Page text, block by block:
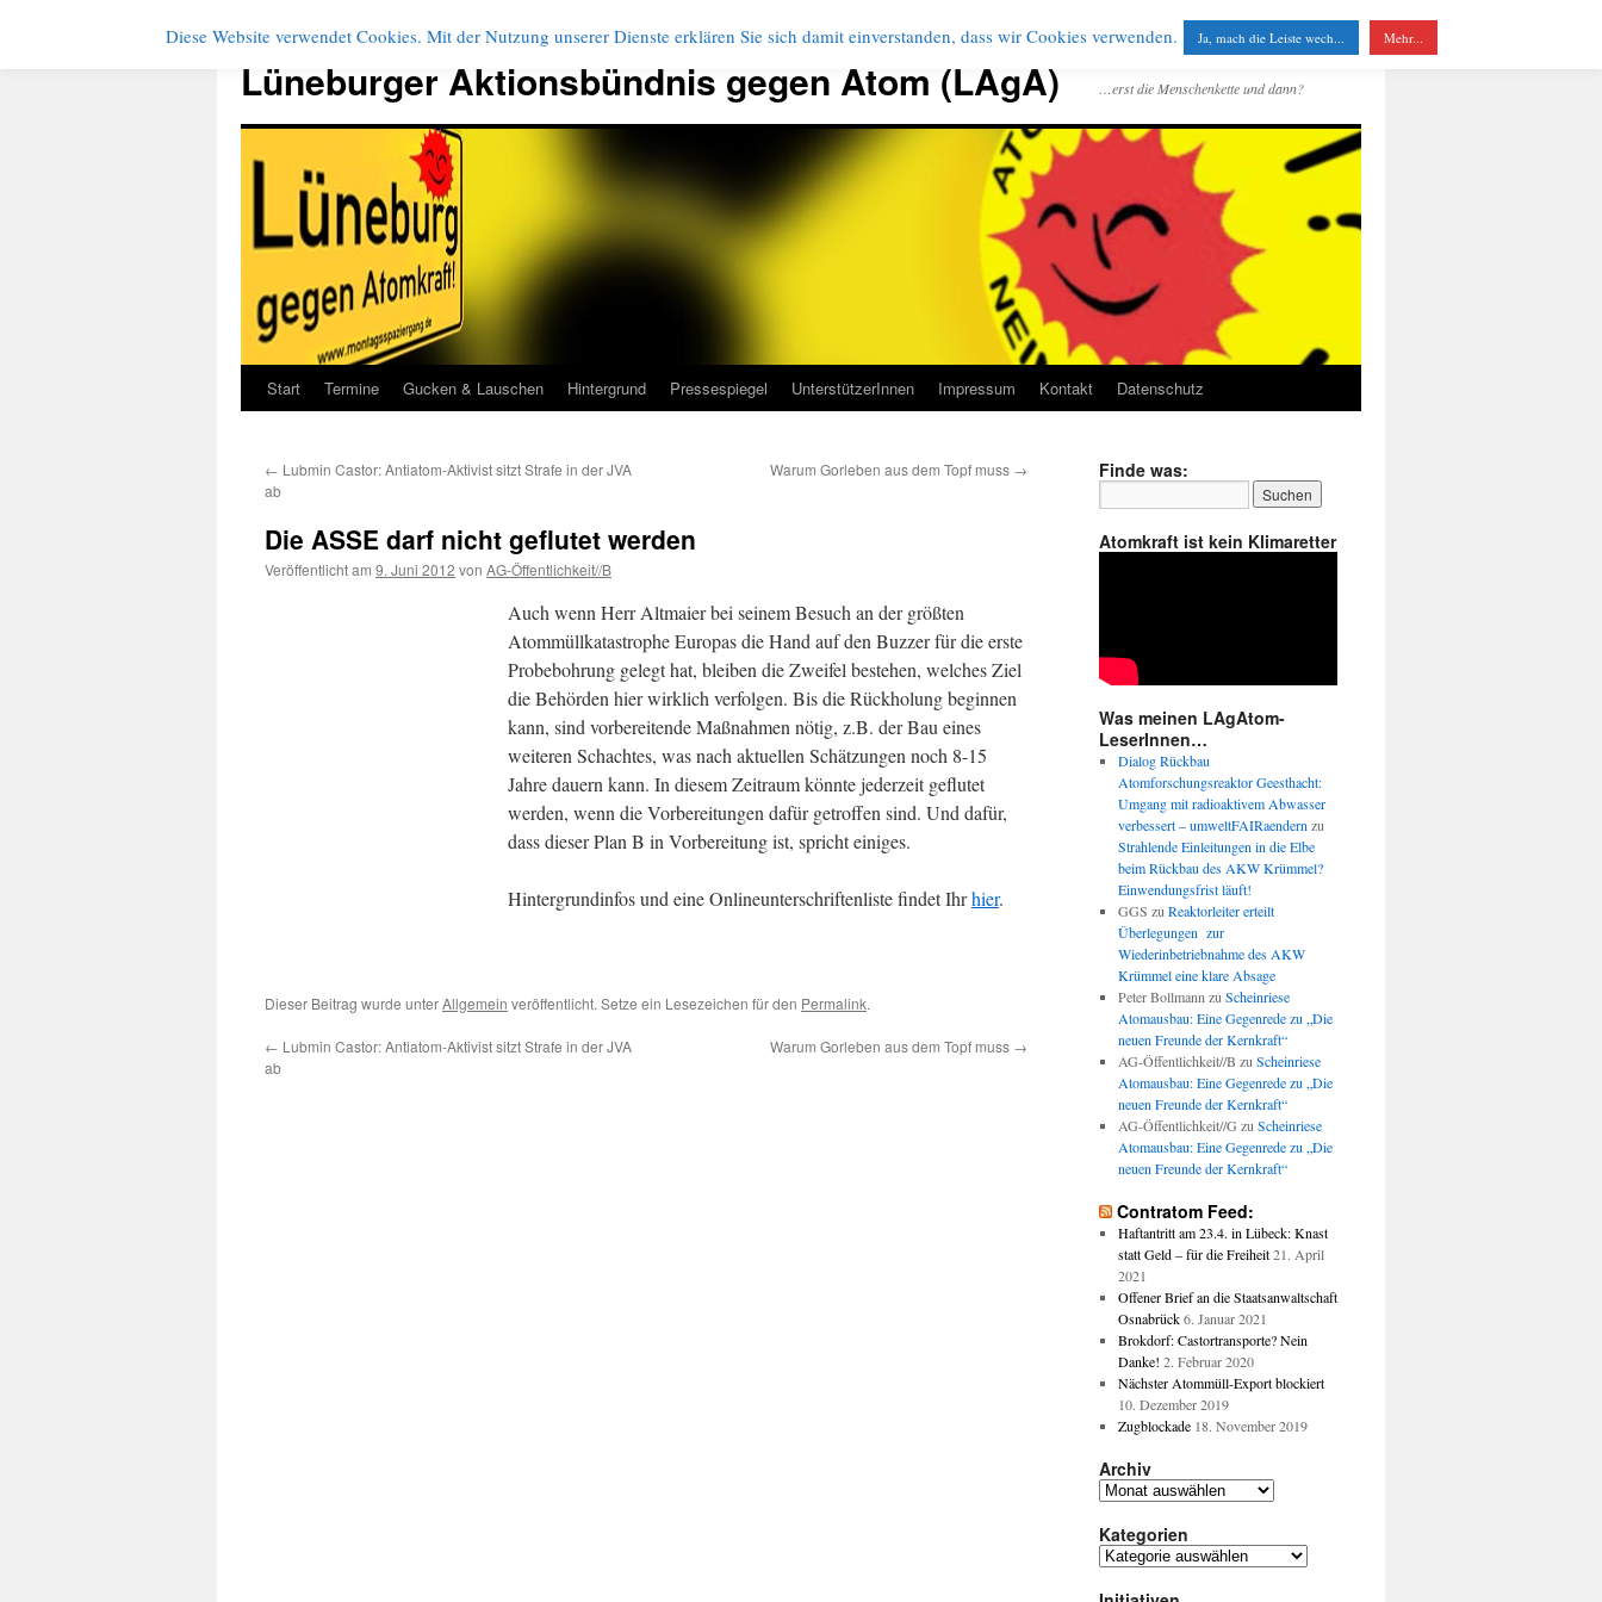
Zum
springen
Lüneburger Aktionsbündnis gegen Atom (LAgA) …erst die Menschenkette und dann?
Start Termine Gucken & Lauschen Hintergrund Pressespiegel UnterstützerInnen Impressum Kontakt Datenschutz
← Lubmin Castor: Antiatom-Aktivist sitzt Strafe in der JVA
ab
Warum Gorleben aus dem Topf muss →
Die ASSE darf nicht geflutet werden
Veröffentlicht am 9. Juni 2012 von AG-Öffentlichkeit//B
Auch wenn Herr Altmaier bei seinem Besuch an der größten
Atommüllkatastrophe Europas die Hand auf den Buzzer für die erste
Probebohrung gelegt hat, bleiben die Zweifel bestehen, welches Ziel
die Behörden hier wirklich verfolgen. Bis die Rückholung beginnen
kann, sind vorbereitende Maßnahmen nötig, z.B. der Bau eines
weiteren Schachtes, was nach aktuellen Schätzungen noch 8-15
Jahre dauern kann. In diesem Zeitraum könnte jederzeit geflutet
werden, wenn die Vorbereitungen dafür getroffen sind. Und dafür,
dass dieser Plan B in Vorbereitung ist, spricht einiges.
Hintergrundinfos und eine Onlineunterschriftenliste findet Ihrhier.
Dieser Beitrag wurde unterAllgemein veröffentlicht. Setze ein Lesezeichen für den Permalink.
← Lubmin Castor: Antiatom-Aktivist sitzt Strafe in der JVA
ab
Warum Gorleben aus dem Topf muss →
Finde was:
Atomkraft ist kein Klimaretter
Was meinen LAgAtom-
LeserInnen…
Dialog Rückbau
Atomforschungsreaktor Geesthacht:
Umgang mit radioaktivem Abwasser
verbessert – umweltFAIRaendern zu
Strahlende Einleitungen in die Elbe
beim Rückbau des AKW Krümmel?
Einwendungsfrist läuft!
GGS zu Reaktorleiter erteilt
Überlegungen zur
Wiederinbetriebnahme des AKW
Krümmel eine klare Absage
Peter Bollmann zu Scheinriese
Atomausbau: Eine Gegenrede zu „Die
neuen Freunde der Kernkraft“
AG-Öffentlichkeit//B zu Scheinriese
Atomausbau: Eine Gegenrede zu „Die
neuen Freunde der Kernkraft“
AG-Öffentlichkeit//G zu Scheinriese
Atomausbau: Eine Gegenrede zu „Die
neuen Freunde der Kernkraft“
Contratom Feed:
Haftantritt am 23.4. in Lübeck: Knast
statt Geld – für die Freiheit 21. April
2021
Offener Brief an die Staatsanwaltschaft
Osnabrück 6. Januar 2021
Brokdorf: Castortransporte? Nein
Danke! 2. Februar 2020
Nächster Atommüll-Export blockiert
10. Dezember 2019
Zugblockade 18. November 2019
Archiv
Archiv
Kategorien
Kategorien
Diese Website verwendet Cookies. Mit der Nutzung unserer Dienste erklären Sie sich damit einverstanden, dass wir Cookies verwenden. Ja, mach die Leiste wech... Mehr...